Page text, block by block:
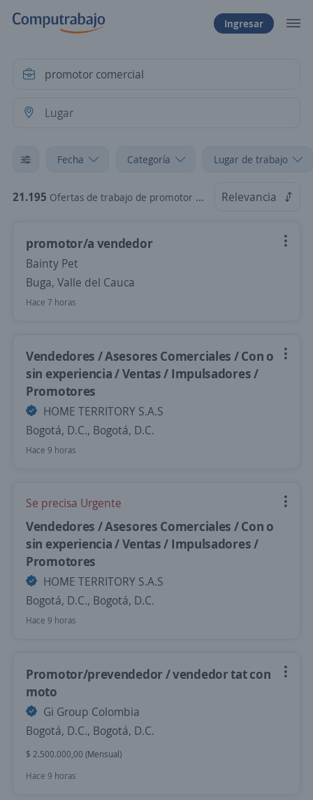
Ingresar
Fecha Categoría Lugar de trabajo
21.195 Ofertas de trabajo de promotor comercial Relevancia
promotor/a vendedor
Bainty Pet
Buga, Valle del Cauca
Hace 7 horas
Vendedores / Asesores Comerciales / Con o
sin experiencia / Ventas / Impulsadores /
Promotores
HOME TERRITORY S.A.S
Bogotá, D.C., Bogotá, D.C.
Hace 9 horas
Se precisa Urgente
Vendedores / Asesores Comerciales / Con o
sin experiencia / Ventas / Impulsadores /
Promotores
HOME TERRITORY S.A.S
Bogotá, D.C., Bogotá, D.C.
Hace 9 horas
Promotor/prevendedor / vendedor tat con
moto
Gi Group Colombia
Bogotá, D.C., Bogotá, D.C.
$ 2.500.000,00 (Mensual)
Hace 9 horas